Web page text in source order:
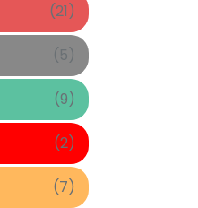
(21)
(5)
(9)
(2)
(7)